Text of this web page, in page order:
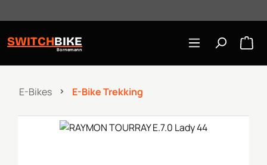
SWITCHBIKE
Bornemann
E-Bikes E-Bike Trekking
Bildergalerie überspringen